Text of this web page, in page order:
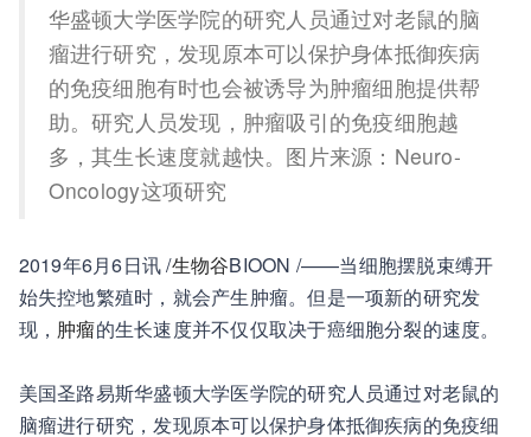
华盛顿大学医学院的研究人员通过对老鼠的脑
瘤进行研究，发现原本可以保护身体抵御疾病
的免疫细胞有时也会被诱导为肿瘤细胞提供帮
助。研究人员发现，肿瘤吸引的免疫细胞越
多，其生长速度就越快。图片来源：Neuro-
Oncology这项研究
2019年6月6日讯 /生物谷BIOON /——当细胞摆脱束缚开
始失控地繁殖时，就会产生肿瘤。但是一项新的研究发
现， 肿瘤的生长速度并不仅仅取决于癌细胞分裂的速度。
美国圣路易斯华盛顿大学医学院的研究人员通过对老鼠的
脑瘤进行研究，发现原本可以保护身体抵御疾病的免疫细